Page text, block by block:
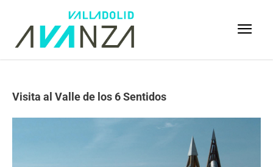
Visita al Valle de los 6 Sentidos